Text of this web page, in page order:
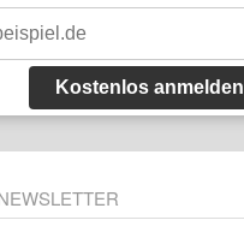
Kostenlos anmelden